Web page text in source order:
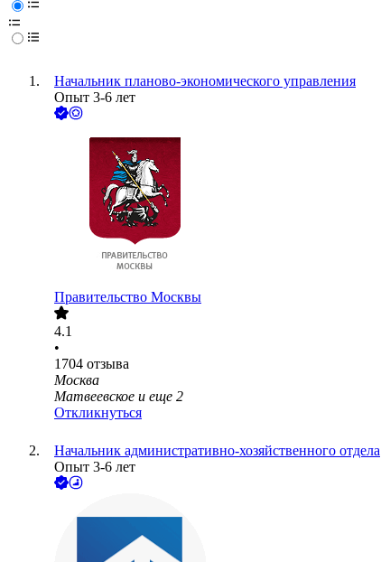
Начальник планово-экономического управления
Опыт 3-6 лет
Правительство Москвы
4.1
•
1704 отзыва
Москва
Матвеевское и еще 2
Откликнуться
Начальник административно-хозяйственного отдела
Опыт 3-6 лет